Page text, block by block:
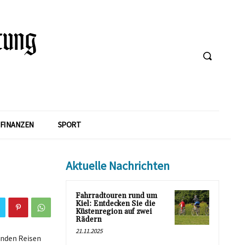
FINANZEN SPORT
Reisen
Aktuelle Nachrichten
Fahrradtouren rund um
Kiel: Entdecken Sie die
Küstenregion auf zwei
Rädern
21.11.2025